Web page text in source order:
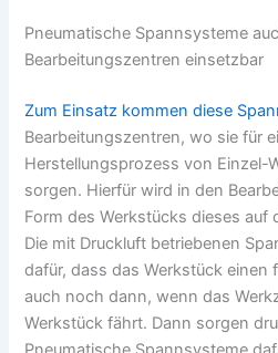
Pneumatische Spannsysteme
Bearbeitungszentren einsetzbar
Zum Einsatz kommen diese
Bearbeitungszentren, wo sie für
Herstellungsprozess von Einzel-
sorgen. Hierfür wird in den
Form des Werkstücks dieses auf
Die mit Druckluft betriebenen
dafür, dass das Werkstück einen
auch noch dann, wenn das
Werkstück fährt. Dann sorgen